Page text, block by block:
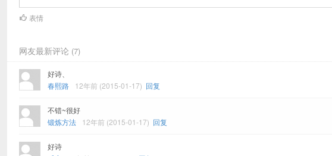
表情
网友最新评论 (7)
好诗、
春熙路
12年前 (2015-01-17) 回复
不错~很好
锻炼方法
12年前 (2015-01-17) 回复
好诗